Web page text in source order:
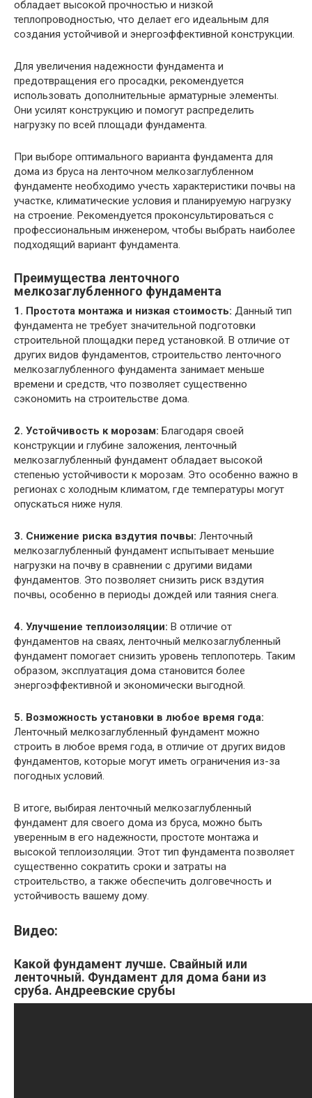
обладает высокой прочностью и низкой
теплопроводностью, что делает его идеальным для
создания устойчивой и энергоэффективной конструкции.
Для увеличения надежности фундамента и
предотвращения его просадки, рекомендуется
использовать дополнительные арматурные элементы.
Они усилят конструкцию и помогут распределить
нагрузку по всей площади фундамента.
При выборе оптимального варианта фундамента для
дома из бруса на ленточном мелкозаглубленном
фундаменте необходимо учесть характеристики почвы на
участке, климатические условия и планируемую нагрузку
на строение. Рекомендуется проконсультироваться с
профессиональным инженером, чтобы выбрать наиболее
подходящий вариант фундамента.
Преимущества ленточного
мелкозаглубленного фундамента
1. Простота монтажа и низкая стоимость: Данный тип
фундамента не требует значительной подготовки
строительной площадки перед установкой. В отличие от
других видов фундаментов, строительство ленточного
мелкозаглубленного фундамента занимает меньше
времени и средств, что позволяет существенно
сэкономить на строительстве дома.
2. Устойчивость к морозам: Благодаря своей
конструкции и глубине заложения, ленточный
мелкозаглубленный фундамент обладает высокой
степенью устойчивости к морозам. Это особенно важно в
регионах с холодным климатом, где температуры могут
опускаться ниже нуля.
3. Снижение риска вздутия почвы: Ленточный
мелкозаглубленный фундамент испытывает меньшие
нагрузки на почву в сравнении с другими видами
фундаментов. Это позволяет снизить риск вздутия
почвы, особенно в периоды дождей или таяния снега.
4. Улучшение теплоизоляции: В отличие от
фундаментов на сваях, ленточный мелкозаглубленный
фундамент помогает снизить уровень теплопотерь. Таким
образом, эксплуатация дома становится более
энергоэффективной и экономически выгодной.
5. Возможность установки в любое время года:
Ленточный мелкозаглубленный фундамент можно
строить в любое время года, в отличие от других видов
фундаментов, которые могут иметь ограничения из-за
погодных условий.
В итоге, выбирая ленточный мелкозаглубленный
фундамент для своего дома из бруса, можно быть
уверенным в его надежности, простоте монтажа и
высокой теплоизоляции. Этот тип фундамента позволяет
существенно сократить сроки и затраты на
строительство, а также обеспечить долговечность и
устойчивость вашему дому.
Видео:
Какой фундамент лучше. Свайный или
ленточный. Фундамент для дома бани из
сруба. Андреевские срубы